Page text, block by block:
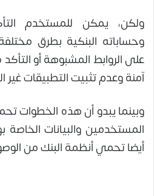
ولكن، يمكن للمستخدم
وحساباته البنكية بطرق
على الروابط المشبوهة أو
آمنة وعدم تثبيت التطبيقات غير
وبينما يبدو أن هذه الخطوات
المستخدمين والبيانات
أيضا تحمي أنظمة البنك من